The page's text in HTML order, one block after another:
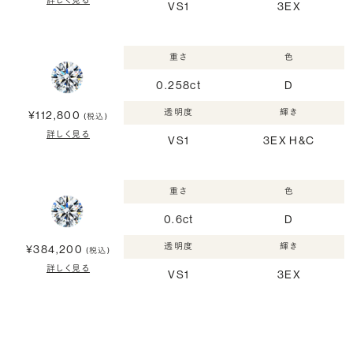
VS1 3EX
¥112,800 (税込)
詳しく見る
重さ
0.258ct
色
D
透明度
VS1
輝き
3EX H&C
¥384,200 (税込)
詳しく見る
重さ
0.6ct
色
D
透明度
VS1
輝き
3EX